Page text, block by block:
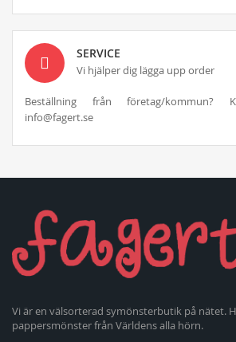
SERVICE
Vi hjälper dig lägga upp order
Beställning från företag/kommun?
info@fagert.se
Vi är en välsorterad symönsterbutik på nätet.
pappersmönster från Världens alla hörn.